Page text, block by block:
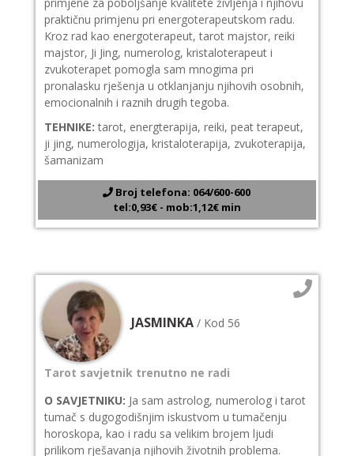
praktičnu primjenu pri energoterapeutskom radu.
Kroz rad kao energoterapeut, tarot majstor, reiki
majstor, Ji Jing, numerolog, kristaloterapeut i
zvukoterapet pomogla sam mnogima pri
pronalasku rješenja u otklanjanju njihovih osobnih,
emocionalnih i raznih drugih tegoba.
TEHNIKE: tarot, energterapija, reiki, peat terapeut,
ji jing, numerologija, kristaloterapija, zvukoterapija,
šamanizam
Broj telefona: 064/600-600
tel:0,93€ - mob:1,12€ min
JASMINKA / Kod 56
Tarot savjetnik trenutno ne radi
O SAVJETNIKU: Ja sam astrolog, numerolog i tarot
tumač s dugogodišnjim iskustvom u tumačenju
horoskopa, kao i radu sa velikim brojem ljudi
prilikom rješavanja njihovih životnih problema.